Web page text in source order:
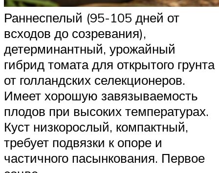
Раннеспелый (95-105 дней от
всходов до созревания),
детерминантный, урожайный
гибрид томата для открытого грунта
от голландских селекционеров.
Имеет хорошую завязываемость
плодов при высоких температурах.
Куст низкорослый, компактный,
требует подвязки к опоре и
частичного пасынкования. Первое